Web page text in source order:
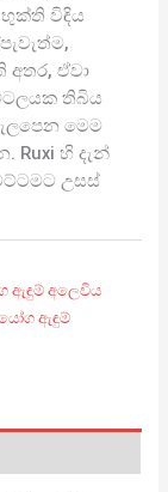
විඳිය
අතර, ඒවා
තිබිය
මෙම
හි දැන්
උසස්
ඇඳුම් අලෙවිය
ඇඳුම්